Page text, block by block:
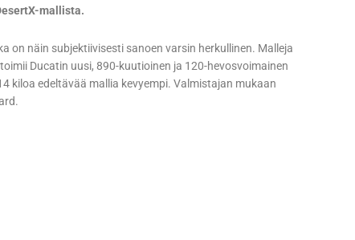
mallista.
on näin subjektiivisesti sanoen varsin herkullinen. Malleja
Ducatin uusi, 890-kuutioinen ja 120-hevosvoimainen
kiloa edeltävää mallia kevyempi. Valmistajan mukaan